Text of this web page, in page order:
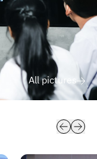
All pictures